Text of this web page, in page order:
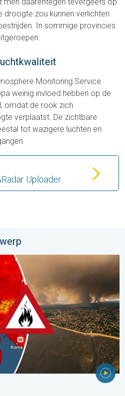
droogte zou kunnen verlichten
In sommige provincies
Monitoring Service
weinig invloed hebben op de
omdat de rook zich
verplaatst. De zichtbare
tot wazigere luchten en
Uploader
Europa. Grootschalige